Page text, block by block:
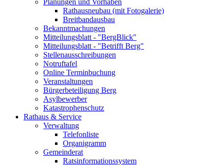
Planungen und Vorhaben
Rathausneubau (mit Fotogalerie)
Breitbandausbau
Bekanntmachungen
Mitteilungsblatt - "BergBlick"
Mitteilungsblatt - "Betrifft Berg"
Stellenausschreibungen
Notruftafel
Online Terminbuchung
Veranstaltungen
Bürgerbeteiligung Berg
Asylbewerber
Katastrophenschutz
Rathaus & Service
Verwaltung
Telefonliste
Organigramm
Gemeinderat
Ratsinformationssystem